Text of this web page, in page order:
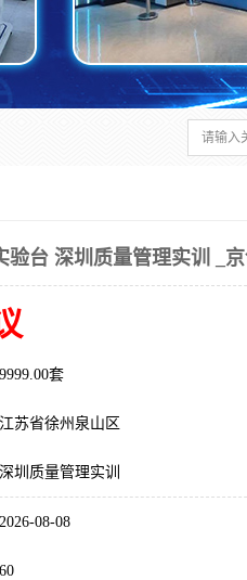
验台 深圳质量管理实训 _
9999.00套
江苏省徐州泉山区
深圳质量管理实训
2026-08-08
60